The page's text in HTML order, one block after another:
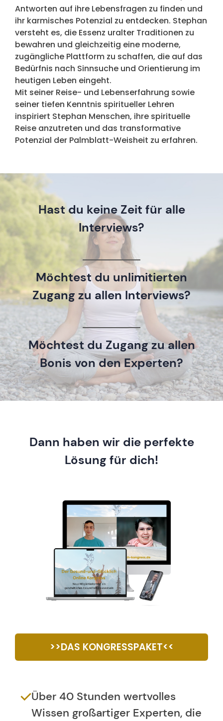
Antworten auf ihre Lebensfragen zu finden und
ihr karmisches Potenzial zu entdecken. Stephan
versteht es, die Essenz uralter Traditionen zu
bewahren und gleichzeitig eine moderne,
zugängliche Plattform zu schaffen, die auf das
Bedürfnis nach Sinnsuche und Orientierung im
heutigen Leben eingeht.
Mit seiner Reise- und Lebenserfahrung sowie
seiner tiefen Kenntnis spiritueller Lehren
inspiriert Stephan Menschen, ihre spirituelle
Reise anzutreten und das transformative
Potenzial der Palmblatt-Weisheit zu erfahren.
Hast du keine Zeit für alle
Interviews?
Möchtest du unlimitierten
Zugang zu allen Interviews?
Möchtest du Zugang zu allen
Bonis von den Experten?
Dann haben wir die perfekte
Lösung für dich!
>>DAS KONGRESSPAKET<<
Über 40 Stunden wertvolles
Wissen großartiger Experten, die